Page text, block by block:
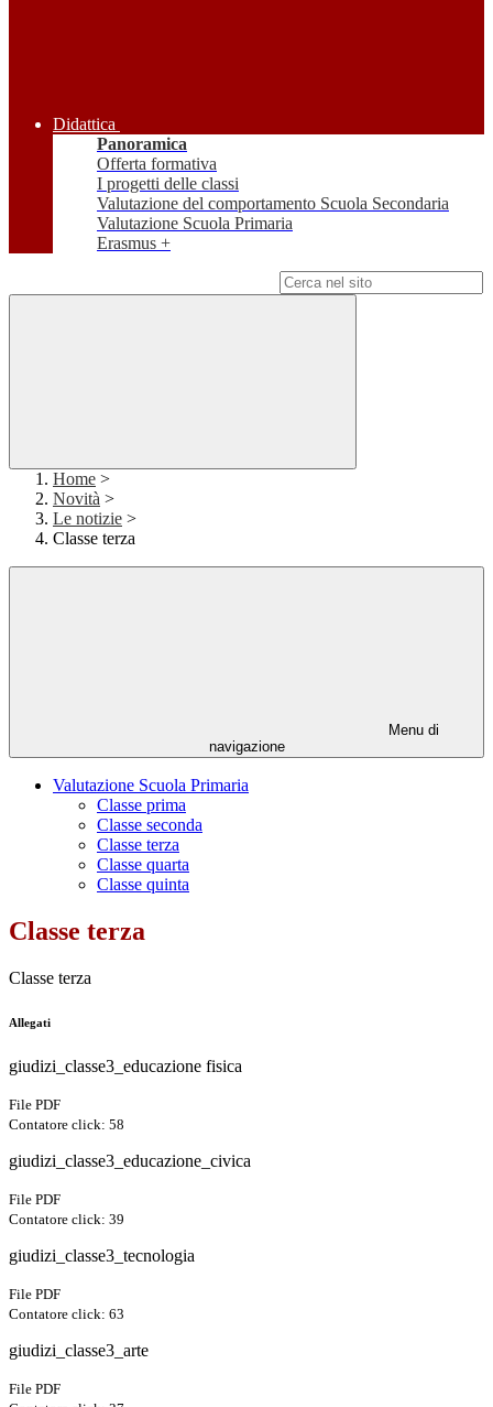
Didattica
Panoramica
Offerta formativa
I progetti delle classi
Valutazione del comportamento Scuola Secondaria
Valutazione Scuola Primaria
Erasmus +
Home >
Novità >
Le notizie >
Classe terza
Menu di
navigazione
Valutazione Scuola Primaria
Classe prima
Classe seconda
Classe terza
Classe quarta
Classe quinta
Classe terza
Classe terza
Allegati
giudizi_classe3_educazione fisica
File PDF
Contatore click: 58
giudizi_classe3_educazione_civica
File PDF
Contatore click: 39
giudizi_classe3_tecnologia
File PDF
Contatore click: 63
giudizi_classe3_arte
File PDF